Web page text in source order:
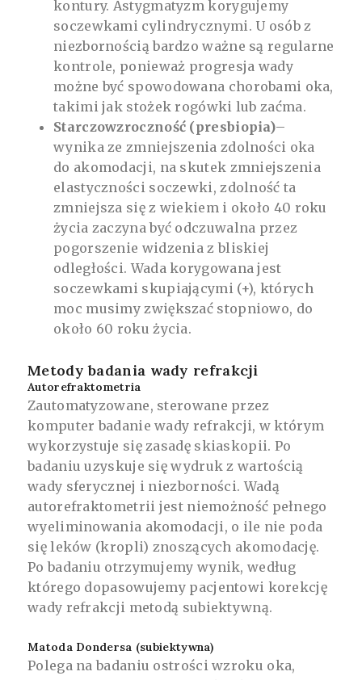
kontury. Astygmatyzm korygujemy
soczewkami cylindrycznymi. U osób z
niezbornością bardzo ważne są regularne
kontrole, ponieważ progresja wady
możne być spowodowana chorobami oka,
takimi jak stożek rogówki lub zaćma.
Starczowzroczność (presbiopia)–
wynika ze zmniejszenia zdolności oka
do akomodacji, na skutek zmniejszenia
elastyczności soczewki, zdolność ta
zmniejsza się z wiekiem i około 40 roku
życia zaczyna być odczuwalna przez
pogorszenie widzenia z bliskiej
odległości. Wada korygowana jest
soczewkami skupiającymi (+), których
moc musimy zwiększać stopniowo, do
około 60 roku życia.
Metody badania wady refrakcji
Autorefraktometria
Zautomatyzowane, sterowane przez
komputer badanie wady refrakcji, w którym
wykorzystuje się zasadę skiaskopii. Po
badaniu uzyskuje się wydruk z wartością
wady sferycznej i niezborności. Wadą
autorefraktometrii jest niemożność pełnego
wyeliminowania akomodacji, o ile nie poda
się leków (kropli) znoszących akomodację.
Po badaniu otrzymujemy wynik, według
którego dopasowujemy pacjentowi korekcję
wady refrakcji metodą subiektywną.
Matoda Dondersa (subiektywna)
Polega na badaniu ostrości wzroku oka,